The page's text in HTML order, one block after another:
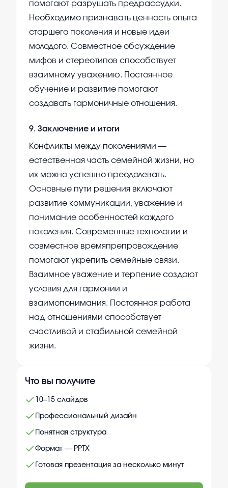
помогают разрушать предрассудки.
Необходимо признавать ценность опыта
старшего поколения и новые идеи
молодого. Совместное обсуждение
мифов и стереотипов способствует
взаимному уважению. Постоянное
обучение и развитие помогают
создавать гармоничные отношения.
9. Заключение и итоги
Конфликты между поколениями —
естественная часть семейной жизни, но
их можно успешно преодолевать.
Основные пути решения включают
развитие коммуникации, уважение и
понимание особенностей каждого
поколения. Современные технологии и
совместное времяпрепровождение
помогают укрепить семейные связи.
Взаимное уважение и терпение создают
условия для гармонии и
взаимопонимания. Постоянная работа
над отношениями способствует
счастливой и стабильной семейной
жизни.
Что вы получите
10–15 слайдов
Профессиональный дизайн
Понятная структура
Формат — PPTX
Готовая презентация за несколько минут